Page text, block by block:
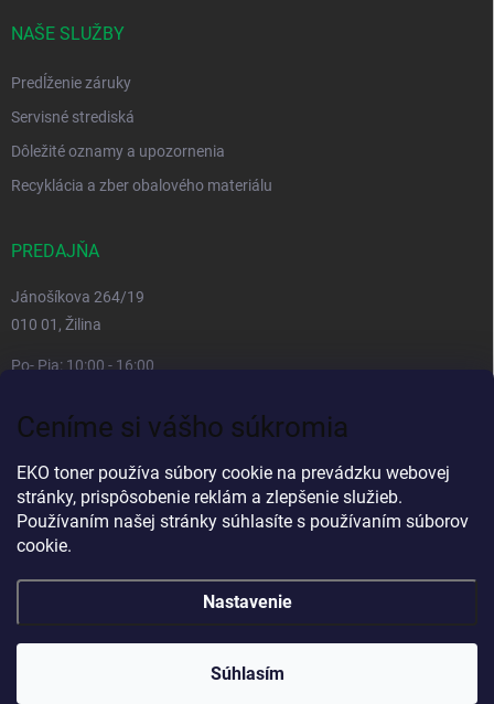
Ceníme si vášho súkromia
EKO toner používa súbory cookie na prevádzku webovej
stránky, prispôsobenie reklám a zlepšenie služieb.
Používaním našej stránky súhlasíte s používaním súborov
cookie.
Nastavenie
Súhlasím
NAŠE SLUŽBY
Predĺženie záruky
Servisné strediská
Dôležité oznamy a upozornenia
Recyklácia a zber obalového materiálu
PREDAJŇA
Jánošíkova 264/19
010 01, Žilina
Po- Pia: 10:00 - 16:00
So, Ne: zatvorené
Viac informacií
Copyright 2026EKO TONER s.r.o. Všetky práva vyhradené.Upraviť
nastavenie cookies